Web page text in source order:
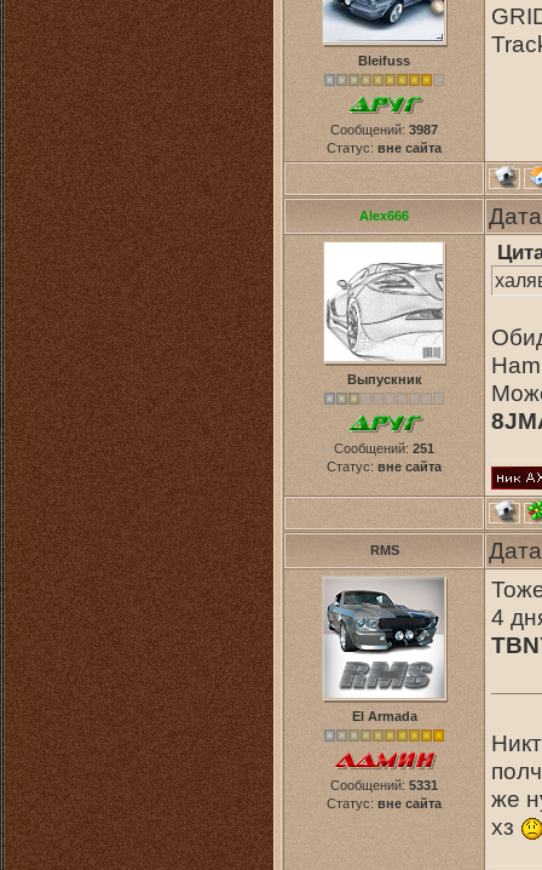
Bleifuss
Сообщений: 3987
Статус: вне сайта
Alex666
Выпускник
Сообщений: 251
Статус: вне сайта
RMS
El Armada
Сообщений: 5331
Статус: вне сайта
4
же
хз